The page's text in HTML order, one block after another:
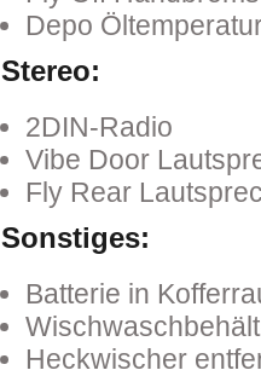
Depo
Stereo:
2DIN-Radio
Vibe Door
Fly Rear
Sonstiges:
Batterie in
Heckwischer